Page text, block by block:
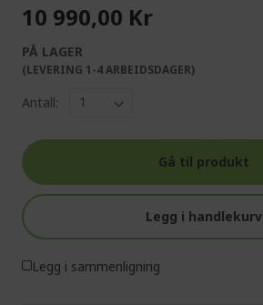
10 990,00 Kr
PÅ LAGER
(LEVERING 1-4 ARBEIDSDAGER)
Antall:
Gå til produkt
Legg i handlekurv
Legg i sammenligning